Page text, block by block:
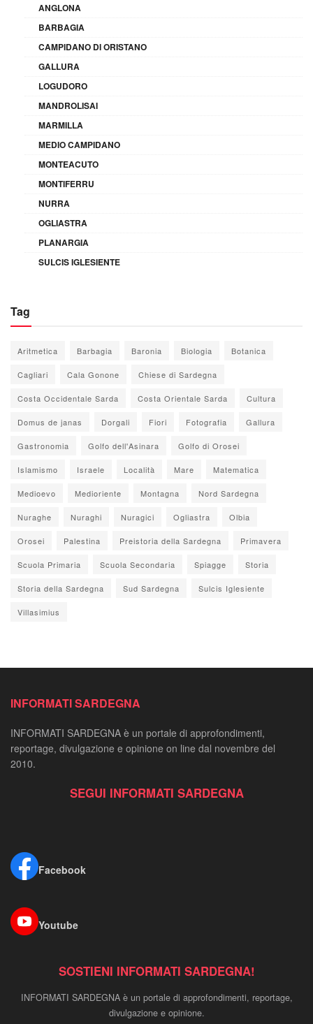
ANGLONA
BARBAGIA
CAMPIDANO DI ORISTANO
GALLURA
LOGUDORO
MANDROLISAI
MARMILLA
MEDIO CAMPIDANO
MONTEACUTO
MONTIFERRU
NURRA
OGLIASTRA
PLANARGIA
SULCIS IGLESIENTE
Tag
Aritmetica Barbagia Baronia Biologia Botanica
Cagliari Cala Gonone Chiese di Sardegna
Costa Occidentale Sarda Costa Orientale Sarda Cultura
Domus de janas Dorgali Fiori Fotografia Gallura
Gastronomia Golfo dell'Asinara Golfo di Orosei
Islamismo Israele Località Mare Matematica
Medioevo Medioriente Montagna Nord Sardegna
Nuraghe Nuraghi Nuragici Ogliastra Olbia
Orosei Palestina Preistoria della Sardegna Primavera
Scuola Primaria Scuola Secondaria Spiagge Storia
Storia della Sardegna Sud Sardegna Sulcis Iglesiente
Villasimius
INFORMATI SARDEGNA
INFORMATI SARDEGNA è un portale di approfondimenti,
reportage, divulgazione e opinione on line dal novembre del
2010.
SEGUI INFORMATI SARDEGNA
Facebook
Youtube
SOSTIENI INFORMATI SARDEGNA!
INFORMATI SARDEGNA è un portale di approfondimenti, reportage,
divulgazione e opinione.